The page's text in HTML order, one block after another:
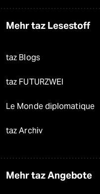
Mehr taz Lesestoff
taz Blogs
taz FUTURZWEI
Le Monde diplomatique
taz Archiv
Mehr taz Angebote